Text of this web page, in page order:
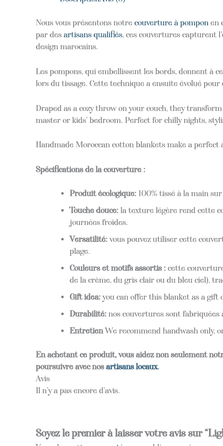
Nous vous présentons notre couverture à pompon en
par des artisans qualifiés, ces couvertures capturent
design marocains.
Les pompons, qui embellissent les bords, donnent à
lors du tissage. Cette technique a ensuite évolué
Draped as a cozy throw on your couch, they
master or kids’ bedroom. Perfect for chilly nights,
Handmade Moroccan cotton blankets make a
Spécifications de la couverture :
Produit écologique: 100% tissé à la main
Touche douce: la texture légère rend cette
journées froides.
Versatilité:vous pouvez utiliser cette
plage.
Couleurs et motifs assortis : cette
de la crème, du gris clair ou du bleu ciel),
Gift idea:you can offer this blanket as a gift
Durabilité: nos couvertures sont
EntretienWe recommend handwash only,
En achetant ce produit, vous aidez non seulement
poursuivre avec nosartisans locaux.
Avis
Il n’y a pas encore d’avis.
Soyez le premier à laisser votre avis sur